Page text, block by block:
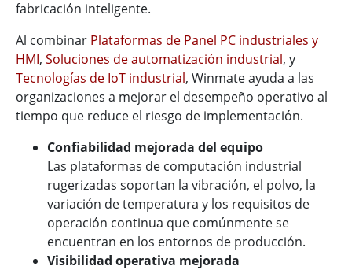
fabricación inteligente.
Al combinar Plataformas de Panel PC industriales y
HMI, Soluciones de automatización industrial, y
Tecnologías de IoT industrial, Winmate ayuda a las
organizaciones a mejorar el desempeño operativo al
tiempo que reduce el riesgo de implementación.
Confiabilidad mejorada del equipo
Las plataformas de computación industrial
rugerizadas soportan la vibración, el polvo, la
variación de temperatura y los requisitos de
operación continua que comúnmente se
encuentran en los entornos de producción.
Visibilidad operativa mejorada